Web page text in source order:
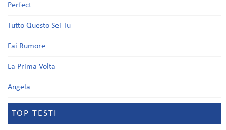
Perfect
Tutto Questo Sei Tu
Fai Rumore
La Prima Volta
Angela
TOP TESTI